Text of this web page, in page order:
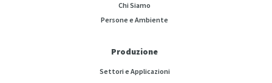
Chi Siamo
Persone e Ambiente
Produzione
Settori e Applicazioni